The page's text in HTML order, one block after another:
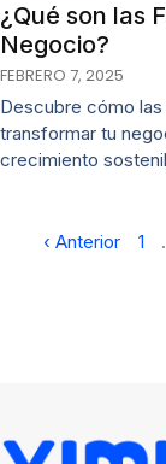
¿Qué son las
Negocio?
FEBRERO 7, 2025
Descubre cómo
transformar tu
crecimiento
‹ Anterior 1